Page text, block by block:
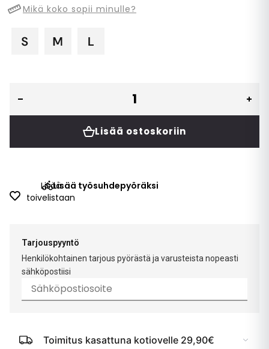
Mikä koko sopii minulle?
Lisää ostoskoriin
Lisää
toivelistaan
Lisää työsuhdepyöräksi
Tarjouspyyntö
Henkilökohtainen tarjous pyörästä ja varusteista nopeasti
sähköpostiisi
Toimitus kasattuna kotiovelle 29,90€